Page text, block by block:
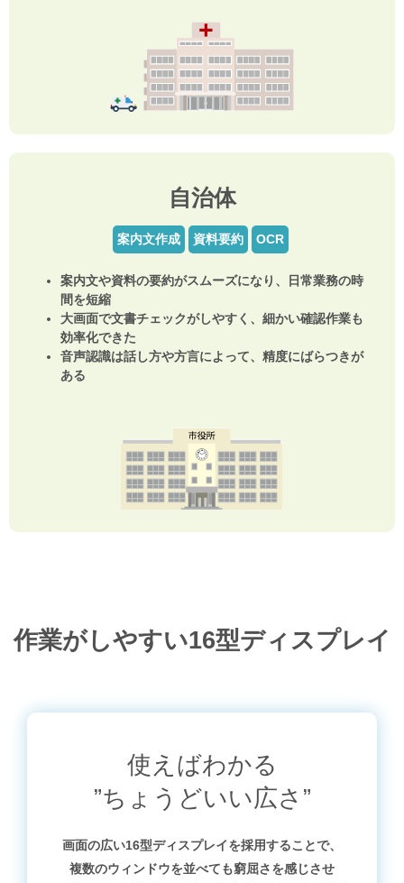
自治体
案内文作成 資料要約 OCR
案内文や資料の要約がスムーズになり、日常業務の時
間を短縮
大画面で文書チェックがしやすく、細かい確認作業も
効率化できた
音声認識は話し方や方言によって、精度にばらつきが
ある
作業がしやすい16型ディスプレイ
使えばわかる
”ちょうどいい広さ”
画面の広い16型ディスプレイを採用することで、
複数のウィンドウを並べても窮屈さを感じさせ